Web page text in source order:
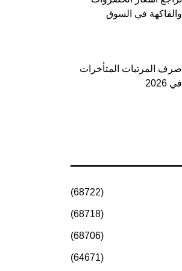
والفاكهة في السوق
صرف المرتبات المتأخرات
في 2026
(68722)
(68718)
(68706)
(64671)